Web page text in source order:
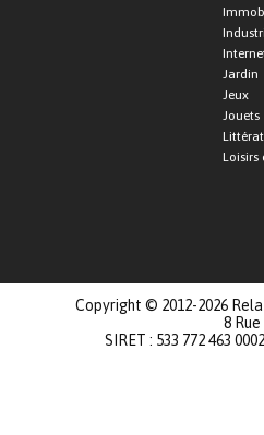
Jardin
Jeux
Jouets
Loisirs
Copyright © 2012-2026
8
SIRET : 533 772 463